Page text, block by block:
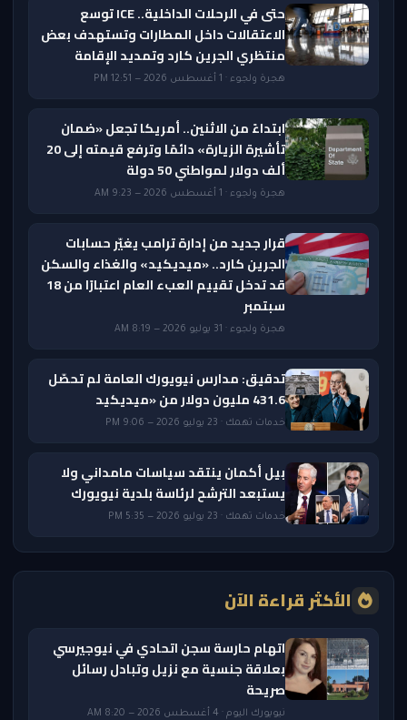
حتى في الرحلات الداخلية.. ICE توسع
الاعتقالات داخل المطارات وتستهدف بعض
منتظري الجرين كارد وتمديد الإقامة
هجرة ولجوء · 1 أغسطس 2026 — 12:51 PM
ابتداءً من الاثنين.. أمريكا تجعل «ضمان
تأشيرة الزيارة» دائمًا وترفع قيمته إلى 20
ألف دولار لمواطني 50 دولة
هجرة ولجوء · 1 أغسطس 2026 — 9:23 AM
قرار جديد من إدارة ترامب يغيّر حسابات
الجرين كارد.. «ميديكيد» والغذاء والسكن
قد تدخل تقييم العبء العام اعتبارًا من 18
سبتمبر
هجرة ولجوء · 31 يوليو 2026 — 8:19 AM
تدقيق: مدارس نيويورك العامة لم تحصّل
431.6 مليون دولار من «ميديكيد
خدمات تهمك · 23 يوليو 2026 — 9:06 PM
بيل أكمان ينتقد سياسات مامداني ولا
يستبعد الترشح لرئاسة بلدية نيويورك
خدمات تهمك · 23 يوليو 2026 — 5:35 PM
الأكثر قراءة الآن
اتهام حارسة سجن اتحادي في نيوجيرسي
بعلاقة جنسية مع نزيل وتبادل رسائل
صريحة
نيويورك اليوم · 4 أغسطس 2026 — 8:20 AM